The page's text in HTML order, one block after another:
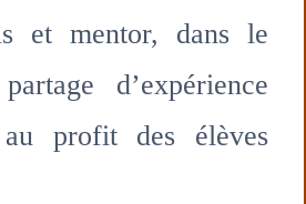
et mentor, dans le
d’expérience
au profit des élèves